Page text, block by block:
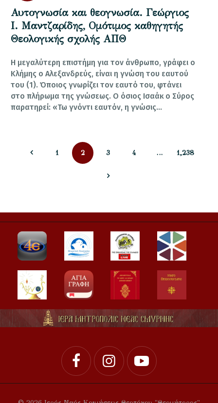
Αυτογνωσία και θεογνωσία. Γεώργιος
Ι. Μαντζαρίδης, Ομότιμος καθηγητής
Θεολογικής σχολής ΑΠΘ
Η μεγαλύτερη επιστήμη για τον άνθρωπο, γράφει ο
Κλήμης ο Αλεξανδρεύς, είναι η γνώση του εαυτού
του (1). Όποιος γνωρίζει τον εαυτό του, φτάνει
στο πλήρωμα της γνώσεως. Ο όσιος Ισαάκ ο Σύρος
παρατηρεί: «Τω γνόντι εαυτόν, η γνώσις…
Σελιδοποίηση
PAGE
1 PAGE
2 PAGE
3 PAGE
4 … PAGE
1,238